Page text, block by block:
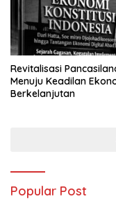
Revitalisasi
Menuju Keadilan
Berkelanjutan
Popular Post